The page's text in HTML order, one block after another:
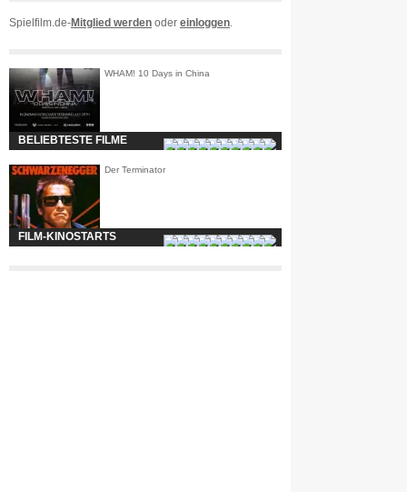
Spielfilm.de-Mitglied werden oder einloggen
WHAM! 10 Days in China
BELIEBTESTE FILME
Der Terminator
FILM-KINOSTARTS